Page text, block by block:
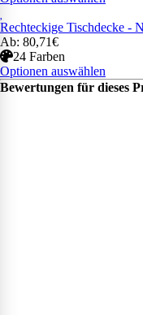
Rechteckige Tischdecke -
Ab: 80,71€
24 Farben
Optionen auswählen
Bewertungen für dieses